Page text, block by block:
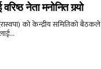
नेता मनोनित गर्‍यो
(रास्वपा) को केन्द्रीय समितिको बैठकले